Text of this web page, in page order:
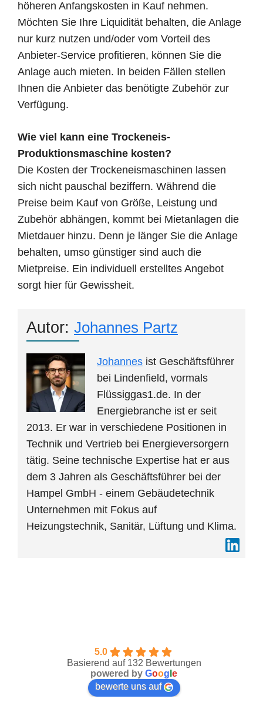
höheren Anfangskosten in Kauf nehmen.
Möchten Sie Ihre Liquidität behalten, die Anlage
nur kurz nutzen und/oder vom Vorteil des
Anbieter-Service profitieren, können Sie die
Anlage auch mieten. In beiden Fällen stellen
Ihnen die Anbieter das benötigte Zubehör zur
Verfügung.
Wie viel kann eine Trockeneis-
Produktionsmaschine kosten?
Die Kosten der Trockeneismaschinen lassen
sich nicht pauschal beziffern. Während die
Preise beim Kauf von Größe, Leistung und
Zubehör abhängen, kommt bei Mietanlagen die
Mietdauer hinzu. Denn je länger Sie die Anlage
behalten, umso günstiger sind auch die
Mietpreise. Ein individuell erstelltes Angebot
sorgt hier für Gewissheit.
Autor: Johannes Partz
Johannes ist Geschäftsführer
bei Lindenfield, vormals
Flüssiggas1.de. In der
Energiebranche ist er seit
2013. Er war in verschiedene Positionen in
Technik und Vertrieb bei Energieversorgern
tätig. Seine technische Expertise hat er aus
dem 3 Jahren als Geschäftsführer bei der
Hampel GmbH - einem Gebäudetechnik
Unternehmen mit Fokus auf
Heizungstechnik, Sanitär, Lüftung und Klima.
5.0
Basierend auf 132 Bewertungen
powered by Goog e
bewerte uns auf